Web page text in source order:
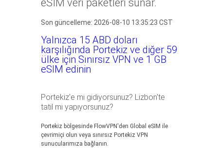
eSIM veri paketleri sunar.
Son güncelleme: 2026-08-10 13:35:23 CST
Yalnızca 15 ABD doları
karşılığında Portekiz ve diğer 59
ülke için Sınırsız VPN ve 1 GB
eSIM edinin
Portekiz'e mi gidiyorsunuz? Lizbon'te
tatil mi yapıyorsunuz?
Portekiz bölgesinde FlowVPN'den Global eSIM ile
çevrimiçi olun veya sınırsız Portekiz VPN
sunucularımıza bağlanın.